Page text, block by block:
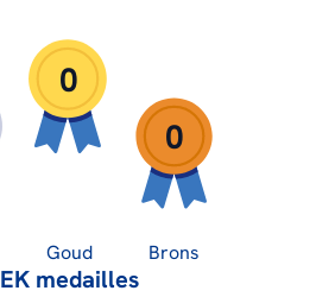
0
0
Goud Brons
EK medailles